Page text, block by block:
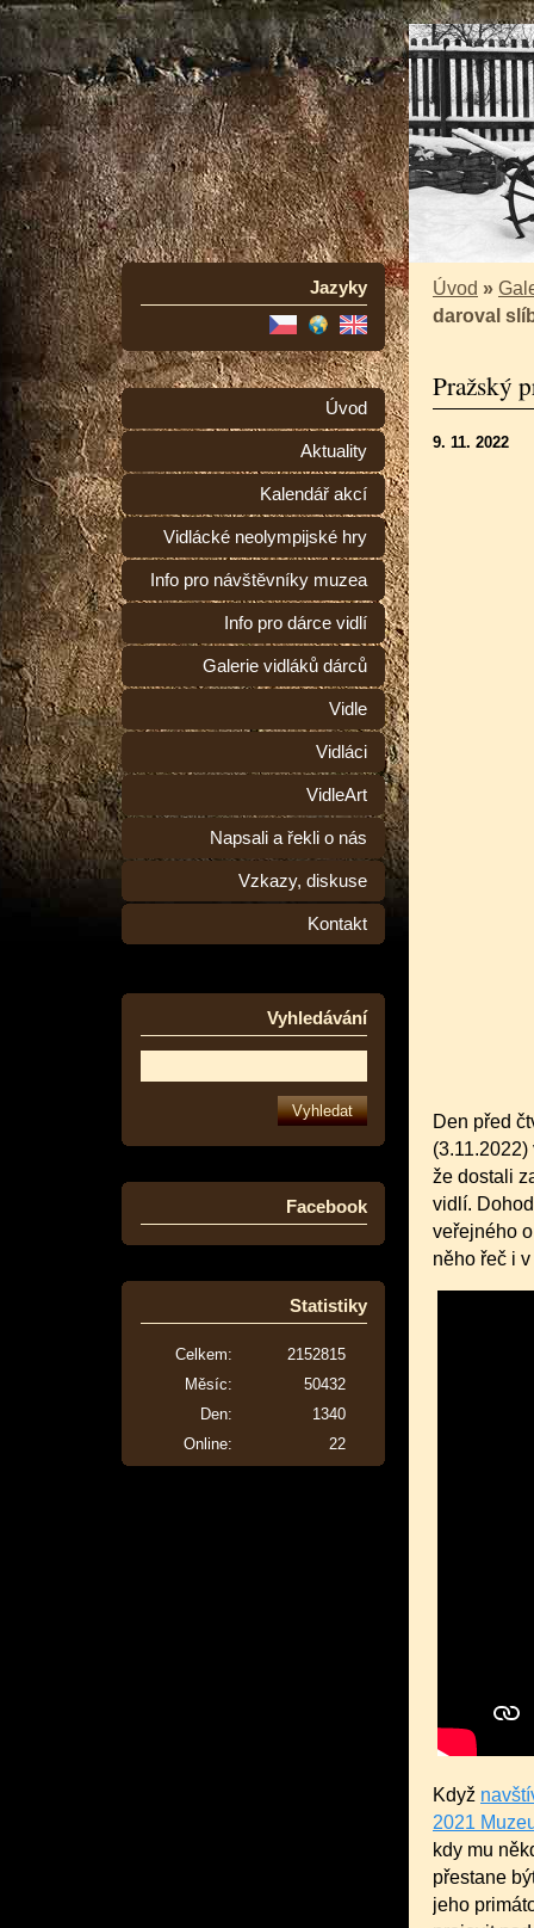
Jazyky
Úvod
Aktuality
Kalendář akcí
Vidlácké neolympijské hry
Info pro návštěvníky muzea
Info pro dárce vidlí
Galerie vidláků dárců
Vidle
Vidláci
VidleArt
Napsali a řekli o nás
Vzkazy, diskuse
Kontakt
Vyhledávání
Facebook
Statistiky
Online: 22
Celkem:
2152815
Měsíc:
50432
Den:
1340
Úvod »
daroval
Pražský
9. 11. 2022
Den před
že dostali
vidlí.
veřejného
něho řeč i
Když
2021
kdy mu
přestane
jeho